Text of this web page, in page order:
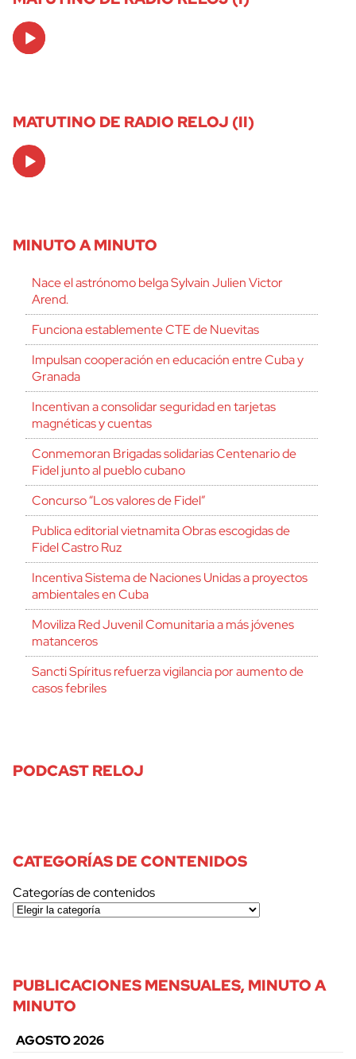
Audio
Player
MATUTINO DE RADIO RELOJ (II)
Audio
Player
MINUTO A MINUTO
Nace el astrónomo belga Sylvain Julien Victor
Arend.
Funciona establemente CTE de Nuevitas
Impulsan cooperación en educación entre Cuba y
Granada
Incentivan a consolidar seguridad en tarjetas
magnéticas y cuentas
Conmemoran Brigadas solidarias Centenario de
Fidel junto al pueblo cubano
Concurso “Los valores de Fidel”
Publica editorial vietnamita Obras escogidas de
Fidel Castro Ruz
Incentiva Sistema de Naciones Unidas a proyectos
ambientales en Cuba
Moviliza Red Juvenil Comunitaria a más jóvenes
matanceros
Sancti Spíritus refuerza vigilancia por aumento de
casos febriles
PODCAST RELOJ
CATEGORÍAS DE CONTENIDOS
Categorías de contenidos
PUBLICACIONES MENSUALES, MINUTO A
MINUTO
AGOSTO 2026